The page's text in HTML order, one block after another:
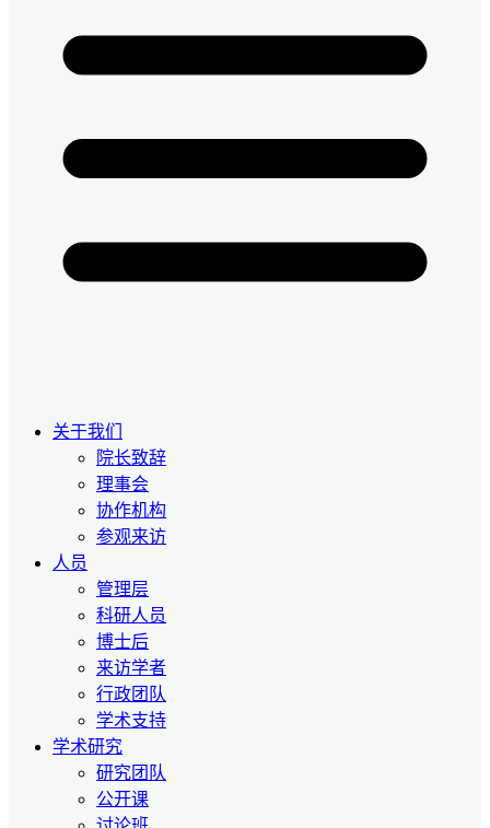
关于我们
院长致辞
理事会
协作机构
参观来访
人员
管理层
科研人员
博士后
来访学者
行政团队
学术支持
学术研究
研究团队
公开课